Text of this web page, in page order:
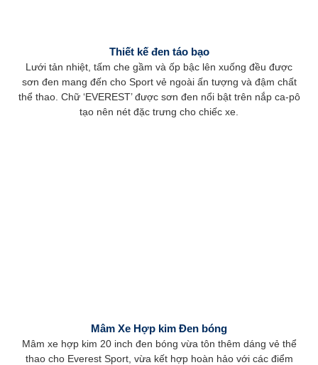
Thiết kế đen táo bạo
Lưới tản nhiệt, tấm che gầm và ốp bậc lên xuống đều được
sơn đen mang đến cho Sport vẻ ngoài ấn tượng và đậm chất
thể thao. Chữ ‘EVEREST’ được sơn đen nổi bật trên nắp ca-pô
tạo nên nét đặc trưng cho chiếc xe.
Mâm Xe Hợp kim Đen bóng
Mâm xe hợp kim 20 inch đen bóng vừa tôn thêm dáng vẻ thể
thao cho Everest Sport, vừa kết hợp hoàn hảo với các điểm